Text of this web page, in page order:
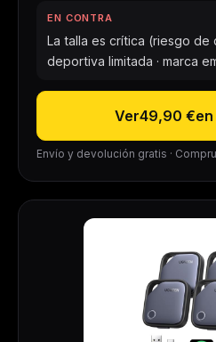
EN CONTRA
La talla es crítica (riesgo de
deportiva limitada · marca
Ver49,90 €en
Envío y devolución gratis ·